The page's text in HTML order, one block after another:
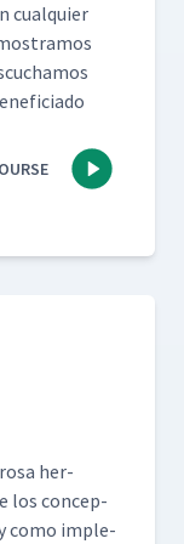
cualquier
her­
los con­cep­
como imple­